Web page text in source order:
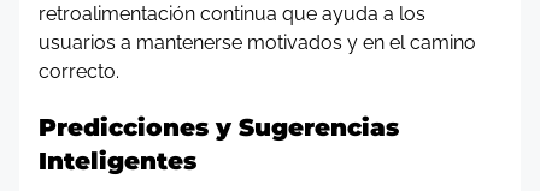
retroalimentación continua que ayuda a los
usuarios a mantenerse motivados y en el camino
correcto.
Predicciones y Sugerencias
Inteligentes